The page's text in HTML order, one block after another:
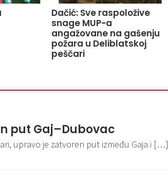
Dačić: Sve raspoložive
snage MUP-a
angažovane na gašenju
požara u Deliblatskoj
peščari
put Gaj–Dubovac
upravo je zatvoren put između Gaja i […]